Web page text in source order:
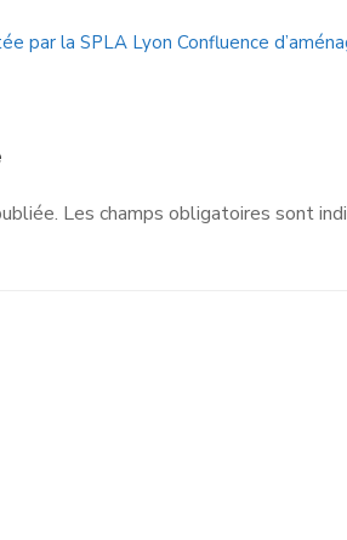
par la SPLA Lyon Confluence
Les champs obligatoires sont